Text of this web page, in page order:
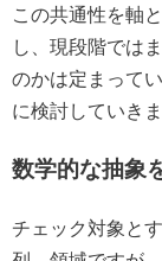
この共通性を軸
し、現段階では
のかは定まって
に検討していきま
数学的な抽象
チェック対象と